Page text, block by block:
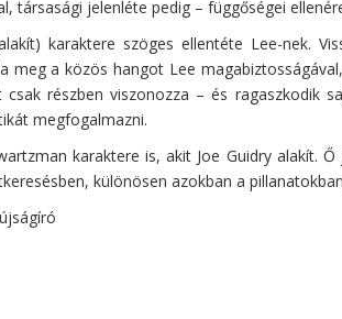
társasági jelenléte pedig – függőségei
karaktere szöges ellentéte Lee-nek.
meg a közös hangot Lee
részben viszonozza – és ragaszkodik
megfogalmazni.
karaktere is, akit Joe Guidry alakít.
különösen azokban a